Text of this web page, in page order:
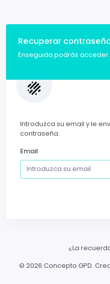
Recuperar
Enseguida podrás acceder.
Introduzca su email y le
contraseña.
Email
¿La
© 2026 Concepto GPD.